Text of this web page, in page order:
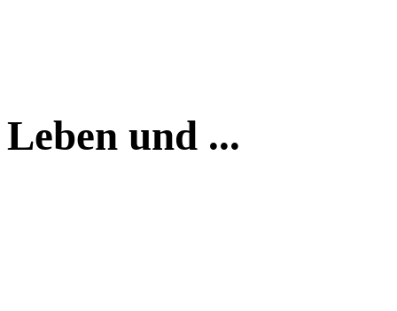
Leben und ...